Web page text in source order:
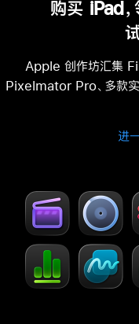
购买 iPad
注
Apple 创作坊汇集
Pixelmator Pro、多款实
进